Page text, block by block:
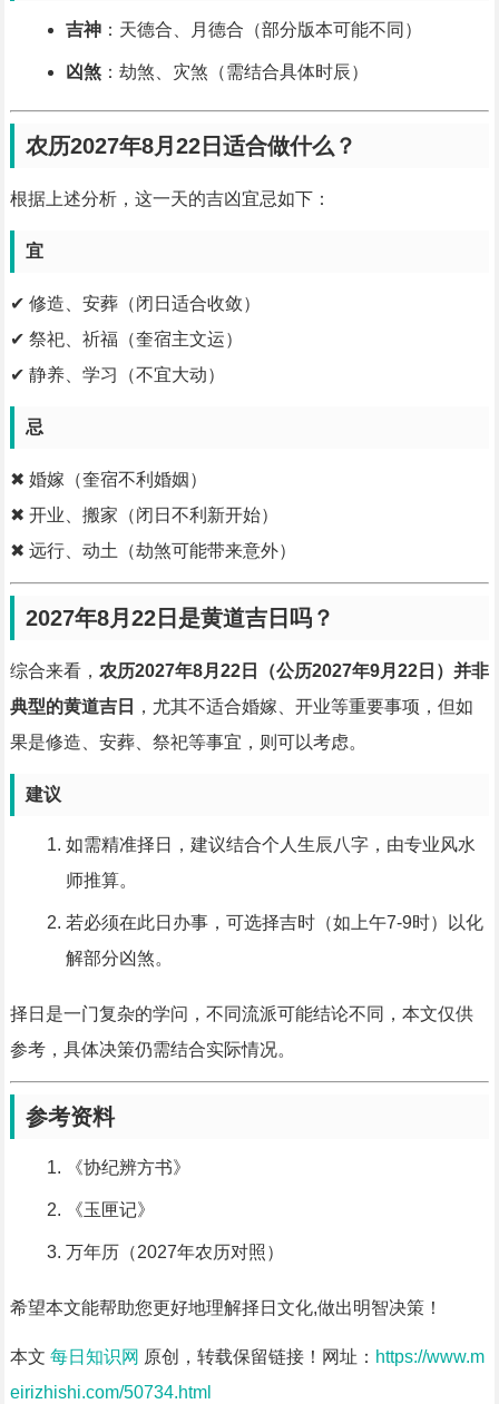
吉神：天德合、月德合（部分版本可能不同）
凶煞：劫煞、灾煞（需结合具体时辰）
农历2027年8月22日适合做什么？
根据上述分析，这一天的吉凶宜忌如下：
宜
✔ 修造、安葬（闭日适合收敛）
✔ 祭祀、祈福（奎宿主文运）
✔ 静养、学习（不宜大动）
忌
✖ 婚嫁（奎宿不利婚姻）
✖ 开业、搬家（闭日不利新开始）
✖ 远行、动土（劫煞可能带来意外）
2027年8月22日是黄道吉日吗？
综合来看， 农历2027年8月22日（公历2027年9月22日）并非
典型的黄道吉日
，尤其不适合婚嫁、开业等重要事项，但如
果是修造、安葬、祭祀等事宜，则可以考虑。
建议
如需精准择日，建议结合个人生辰八字，由专业风水
师推算。
若必须在此日办事，可选择吉时（如上午7-9时）以化
解部分凶煞。
择日是一门复杂的学问，不同流派可能结论不同，本文仅供
参考，具体决策仍需结合实际情况。
参考资料
《协纪辨方书》
《玉匣记》
万年历（2027年农历对照）
希望本文能帮助您更好地理解择日文化,做出明智决策！
本文 每日知识网 原创，转载保留链接！网址： https://www.m
eirizhishi.com/50734.html